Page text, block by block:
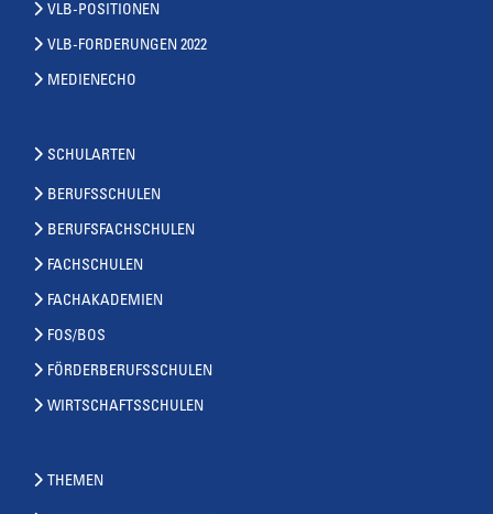
VLB-POSITIONEN
VLB-FORDERUNGEN 2022
MEDIENECHO
SCHULARTEN
BERUFSSCHULEN
BERUFSFACHSCHULEN
FACHSCHULEN
FACHAKADEMIEN
FOS/BOS
FÖRDERBERUFSSCHULEN
WIRTSCHAFTSSCHULEN
THEMEN